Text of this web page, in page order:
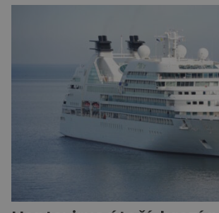
jednou rozhodnout o zdraví jeho
to je případ řady dědičných
například cystické fibrózy, […]